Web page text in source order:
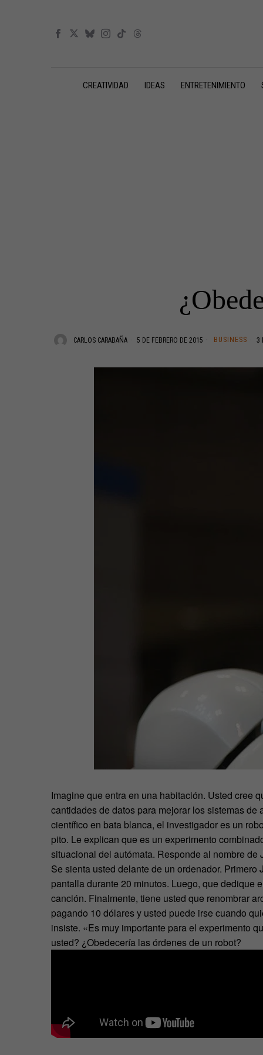
CREATIVIDAD IDEAS ENTRETENIMIENTO
CARLOS CARABAÑA 5 DE FEBRERO DE 2015 BUSINESS 3
Imagine que entra en una habitación. Usted cree
cantidades de datos para mejorar los sistemas
científico en bata blanca, el investigador es un
pito. Le explican que es un experimento
situacional del autómata. Responde al nombre de
Se sienta usted delante de un ordenador.
pantalla durante 20 minutos. Luego, que dedique
canción. Finalmente, tiene usted que renombrar
pagando 10 dólares y usted puede irse cuando
insiste. «Es muy importante para el experimento
usted? ¿Obedecería las órdenes de un robot?